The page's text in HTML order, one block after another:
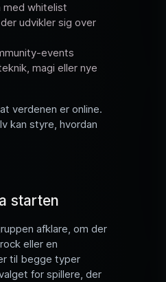
med whitelist
udvikler sig over
events
magi eller nye
verdenen er online.
kan styre, hvordan
starten
afklare, om der
eller en
til begge typer
for spillere, der